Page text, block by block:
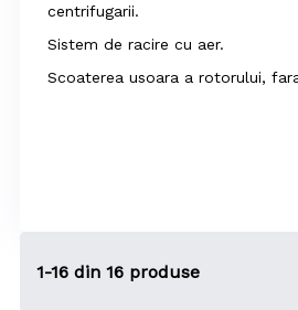
centrifugarii.
Sistem de racire cu aer.
Scoaterea usoara a rotorului,
1-16 din 16 produse